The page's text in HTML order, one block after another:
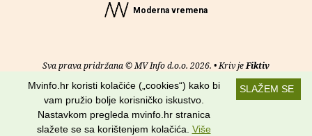
Moderna vremena
Sva prava pridržana © MV Info d.o.o. 2026. • Kriv jeFiktiv
Uvjeti korištenja RSS kanali
Potraži nas na:
SLAŽEM SE
Mvinfo.hr koristi kolačiće („cookies“) kako bi
vam pružio bolje korisničko iskustvo.
Nastavkom pregleda mvinfo.hr stranica
slažete se sa korištenjem kolačića. Više